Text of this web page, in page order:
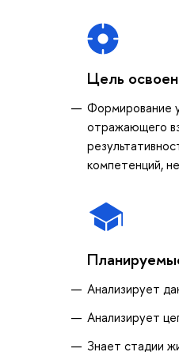
Цель
Формирование
отражающего
компетенций,
Анализирует
Анализирует
Знает стадии